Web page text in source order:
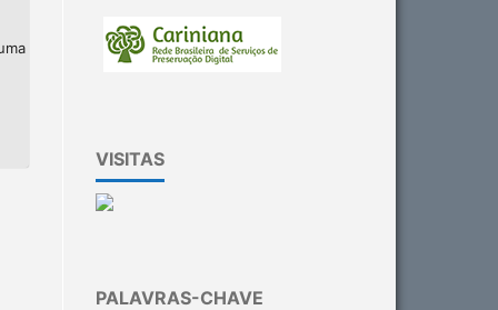
VISITAS
PALAVRAS-CHAVE